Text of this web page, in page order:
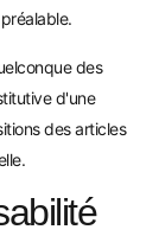
des
d'une
des articles